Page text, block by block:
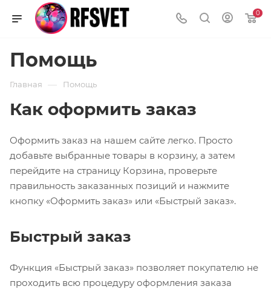
0
Помощь
Главная — Помощь
Как оформить заказ
Оформить заказ на нашем сайте легко. Просто
добавьте выбранные товары в корзину, а затем
перейдите на страницу Корзина, проверьте
правильность заказанных позиций и нажмите
кнопку «Оформить заказ» или «Быстрый заказ».
Быстрый заказ
Функция «Быстрый заказ» позволяет покупателю не
проходить всю процедуру оформления заказа